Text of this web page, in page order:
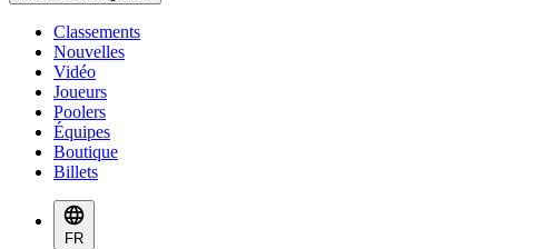
Classements
Nouvelles
Vidéo
Joueurs
Poolers
Équipes
Boutique
Billets
FR